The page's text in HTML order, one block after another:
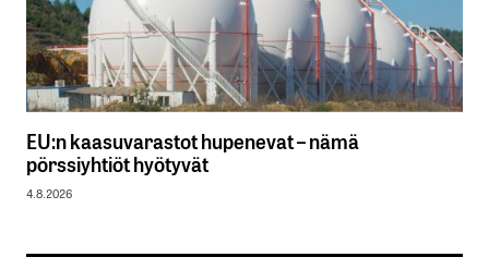
EU:n kaasuvarastot hupenevat – nämä
pörssiyhtiöt hyötyvät
4.8.2026